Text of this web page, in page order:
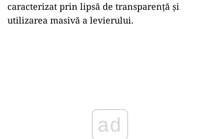
caracterizat prin lipsă de transparență și
utilizarea masivă a levierului.
ad